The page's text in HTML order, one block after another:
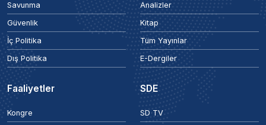
Savunma
Güvenlik
İç Politika
Dış Politika
Analizler
Kitap
Tüm Yayınlar
E-Dergiler
Faaliyetler
Kongre
SDE
SD TV